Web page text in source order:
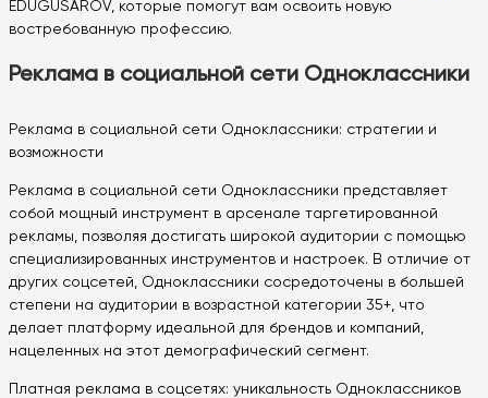
EDUGUSAROV, которые помогут вам освоить новую
востребованную профессию.
Реклама в социальной сети Одноклассники
Реклама в социальной сети Одноклассники: стратегии и
возможности
Реклама в социальной сети Одноклассники представляет
собой мощный инструмент в арсенале таргетированной
рекламы, позволяя достигать широкой аудитории с помощью
специализированных инструментов и настроек. В отличие от
других соцсетей, Одноклассники сосредоточены в большей
степени на аудитории в возрастной категории 35+, что
делает платформу идеальной для брендов и компаний,
нацеленных на этот демографический сегмент.
Платная реклама в соцсетях: уникальность Одноклассников